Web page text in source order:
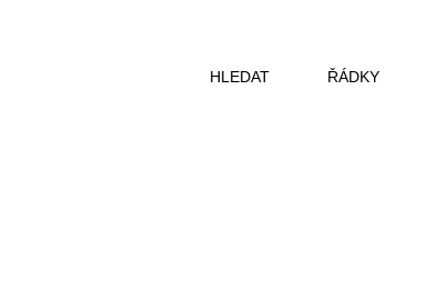
HLEDAT ŘÁDKY